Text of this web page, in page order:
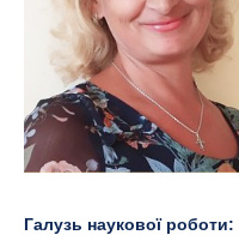
Галузь наукової роботи: